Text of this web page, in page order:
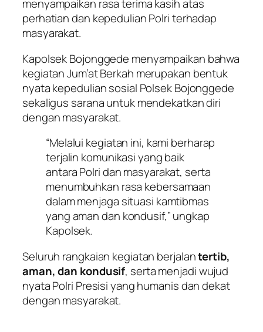
menyampaikan rasa terima kasih atas
perhatian dan kepedulian Polri terhadap
masyarakat.
Kapolsek Bojonggede menyampaikan bahwa
kegiatan Jum’at Berkah merupakan bentuk
nyata kepedulian sosial Polsek Bojonggede
sekaligus sarana untuk mendekatkan diri
dengan masyarakat.
“Melalui kegiatan ini, kami berharap
terjalin komunikasi yang baik
antara Polri dan masyarakat, serta
menumbuhkan rasa kebersamaan
dalam menjaga situasi kamtibmas
yang aman dan kondusif,” ungkap
Kapolsek.
Seluruh rangkaian kegiatan berjalantertib,
aman, dan kondusif, serta menjadi wujud
nyata Polri Presisi yang humanis dan dekat
dengan masyarakat.